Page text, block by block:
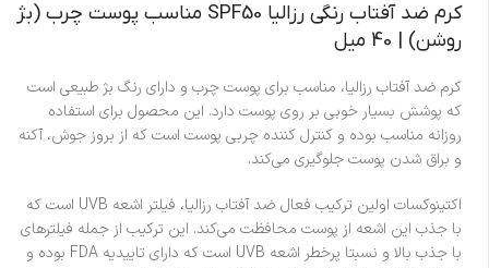
کرم ضد آفتاب رنگی رزالیا SPF50 مناسب پوست چرب (بژ
روشن) | 40 میل
کرم ضد آفتاب رزالیا، مناسب برای پوست چرب و دارای رنگ بژ طبیعی است
که پوشش بسیار خوبی بر روی پوست دارد. این محصول برای استفاده
روزانه مناسب بوده و کنترل کننده چربی پوست است که از بروز جوش، آکنه
و براق شدن پوست جلوگیری می‌کند.
اکتینوکسات اولین ترکیب فعال ضد آفتاب رزالیا،‌ فیلتر اشعه UVB است که
با جذب این اشعه از پوست محافظت می‌کند. این ترکیب از جمله فیلترهای
با جذب بالا و نسبتا پرخطر اشعه UVB است که دارای تاییدیه FDA بوده و